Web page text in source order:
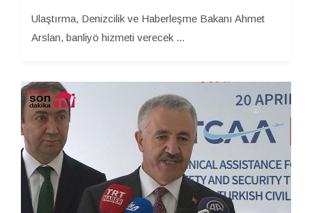
Ulaştırma, Denizcilik ve Haberleşme Bakanı Ahmet
Arslan, banliyö hizmeti verecek ...